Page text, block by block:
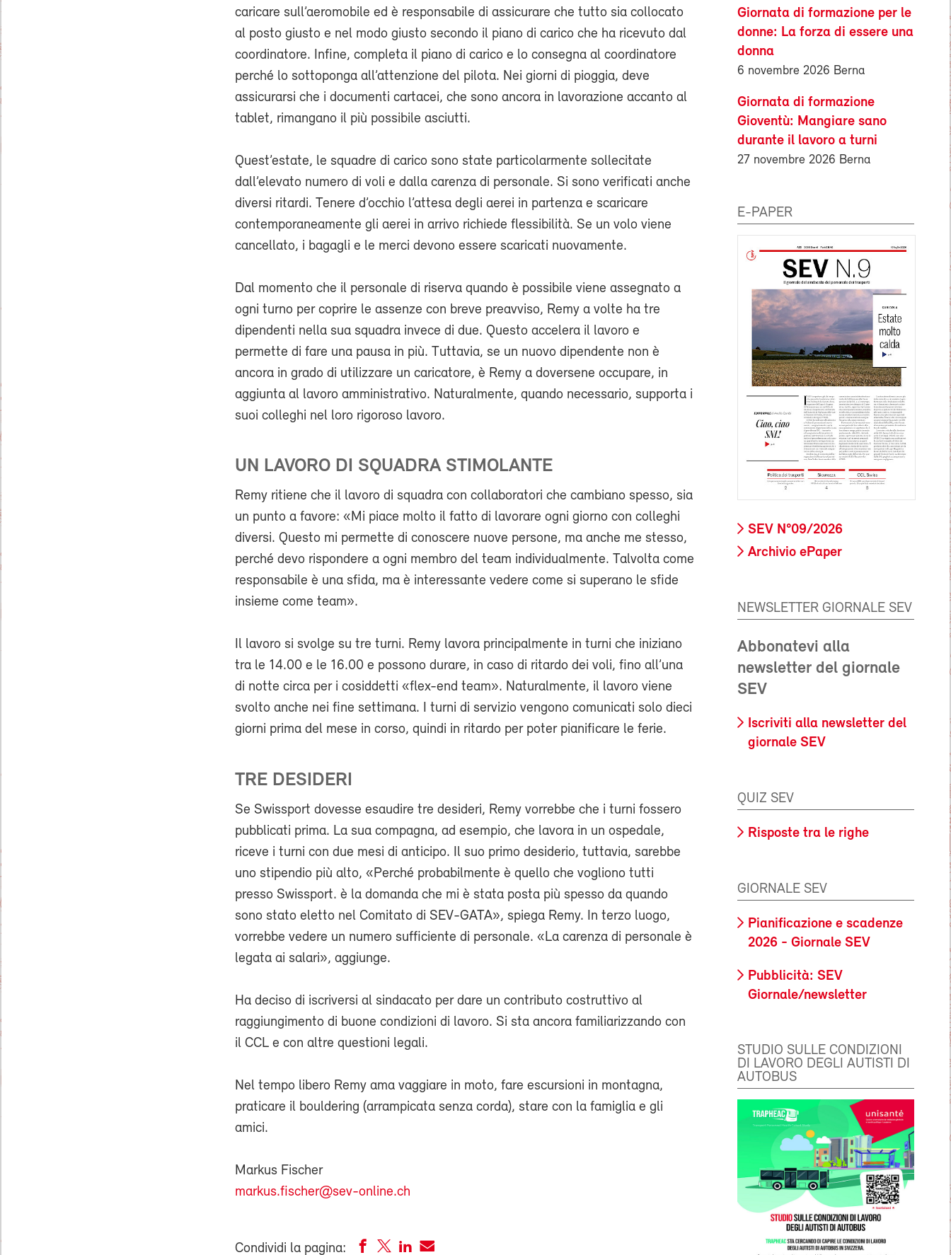
caricare sull’aeromobile ed è responsabile di assicurare che tutto sia collocato
al posto giusto e nel modo giusto secondo il piano di carico che ha ricevuto dal
coordinatore. Infine, completa il piano di carico e lo consegna al coordinatore
perché lo sottoponga all’attenzione del pilota. Nei giorni di pioggia, deve
assicurarsi che i documenti cartacei, che sono ancora in lavorazione accanto al
tablet, rimangano il più possibile asciutti.
Quest’estate, le squadre di carico sono state particolarmente sollecitate
dall’elevato numero di voli e dalla carenza di personale. Si sono verificati anche
diversi ritardi. Tenere d’occhio l’attesa degli aerei in partenza e scaricare
contemporaneamente gli aerei in arrivo richiede flessibilità. Se un volo viene
cancellato, i bagagli e le merci devono essere scaricati nuovamente.
Dal momento che il personale di riserva quando è possibile viene assegnato a
ogni turno per coprire le assenze con breve preavviso, Remy a volte ha tre
dipendenti nella sua squadra invece di due. Questo accelera il lavoro e
permette di fare una pausa in più. Tuttavia, se un nuovo dipendente non è
ancora in grado di utilizzare un caricatore, è Remy a doversene occupare, in
aggiunta al lavoro amministrativo. Naturalmente, quando necessario, supporta i
suoi colleghi nel loro rigoroso lavoro.
UN LAVORO DI SQUADRA STIMOLANTE
Remy ritiene che il lavoro di squadra con collaboratori che cambiano spesso, sia
un punto a favore: «Mi piace molto il fatto di lavorare ogni giorno con colleghi
diversi. Questo mi permette di conoscere nuove persone, ma anche me stesso,
perché devo rispondere a ogni membro del team individualmente. Talvolta come
responsabile è una sfida, ma è interessante vedere come si superano le sfide
insieme come team».
Il lavoro si svolge su tre turni. Remy lavora principalmente in turni che iniziano
tra le 14.00 e le 16.00 e possono durare, in caso di ritardo dei voli, fino all’una
di notte circa per i cosiddetti «flex-end team». Naturalmente, il lavoro viene
svolto anche nei fine settimana. I turni di servizio vengono comunicati solo dieci
giorni prima del mese in corso, quindi in ritardo per poter pianificare le ferie.
TRE DESIDERI
Se Swissport dovesse esaudire tre desideri, Remy vorrebbe che i turni fossero
pubblicati prima. La sua compagna, ad esempio, che lavora in un ospedale,
riceve i turni con due mesi di anticipo. Il suo primo desiderio, tuttavia, sarebbe
uno stipendio più alto, «Perché probabilmente è quello che vogliono tutti
presso Swissport. è la domanda che mi è stata posta più spesso da quando
sono stato eletto nel Comitato di SEV-GATA», spiega Remy. In terzo luogo,
vorrebbe vedere un numero sufficiente di personale. «La carenza di personale è
legata ai salari», aggiunge.
Ha deciso di iscriversi al sindacato per dare un contributo costruttivo al
raggiungimento di buone condizioni di lavoro. Si sta ancora familiarizzando con
il CCL e con altre questioni legali.
Nel tempo libero Remy ama vaggiare in moto, fare escursioni in montagna,
praticare il bouldering (arrampicata senza corda), stare con la famiglia e gli
amici.
Markus Fischer
markus.fischer@sev-online.ch
Condividi la pagina:
Giornata di formazione per le
donne: La forza di essere una
donna
6 novembre 2026 Berna
Giornata di formazione
Gioventù: Mangiare sano
durante il lavoro a turni
27 novembre 2026 Berna
E-PAPER
SEV N°09/2026
Archivio ePaper
NEWSLETTER GIORNALE SEV
Abbonatevi alla
newsletter del giornale
SEV
Iscriviti alla newsletter del
giornale SEV
QUIZ SEV
Risposte tra le righe
GIORNALE SEV
Pianificazione e scadenze
2026 - Giornale SEV
Pubblicità: SEV
Giornale/newsletter
STUDIO SULLE CONDIZIONI
DI LAVORO DEGLI AUTISTI DI
AUTOBUS